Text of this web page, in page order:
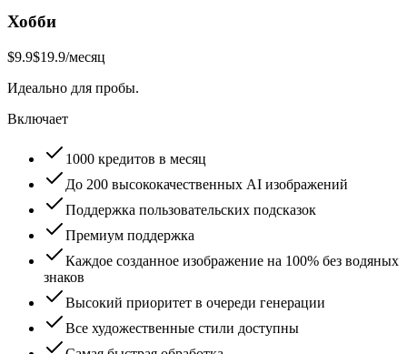
Хобби
$9.9$19.9/месяц
Идеально для пробы.
Включает
1000 кредитов в месяц
До 200 высококачественных AI изображений
Поддержка пользовательских подсказок
Премиум поддержка
Каждое созданное изображение на 100% без водяных
знаков
Высокий приоритет в очереди генерации
Все художественные стили доступны